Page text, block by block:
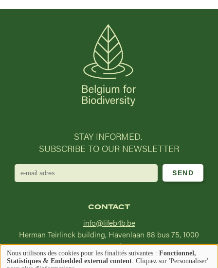
STAY INFORMED.
SUBSCRIBE TO OUR NEWSLETTER
e-
mail
CONTACT
info@lifeb4b.be
Herman Teirlinck building, Havenlaan 88 bus 75, 1000
Brussel
Utilisation
Nous utilisons des cookies pour les finalités suivantes : Fonctionnel,
Statistiques & Embedded external content . Cliquez sur 'Personnaliser'